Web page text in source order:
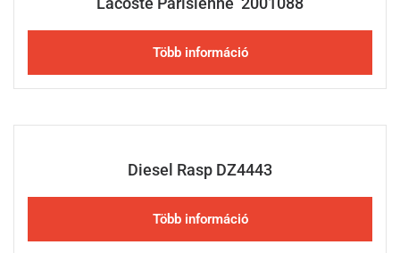
Több információ
Diesel Rasp DZ4443
Több információ